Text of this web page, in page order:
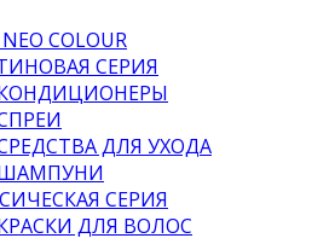
COLOUR
СЕРИЯ
ДЛЯ УХОДА
СЕРИЯ
ДЛЯ ВОЛОС